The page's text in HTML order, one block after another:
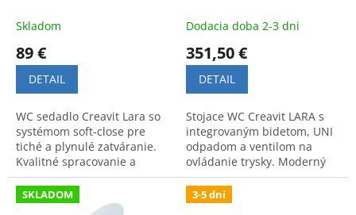
oSkladom
89 €
DETAIL
WC sedadlo Creavit Lara so
systémom soft-close pre
tiché a plynulé zatváranie.
Kvalitné spracovanie a
moderný dizajn zvyšujú
komfort a bezpečnosť v
kúpeľni.
Dodacia doba 2-3 dni
351,50 €
DETAIL
Stojace WC Creavit LARA s
integrovaným bidetom, UNI
odpadom a ventilom na
ovládanie trysky. Moderný
dizajn. Model LR3641-V.
SKLADOM 3-5 dní